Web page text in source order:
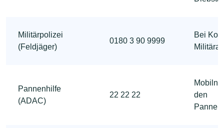
Militärpolizei
(Feldjäger)
0180 3 90 9999
Bei
Pannenhilfe
(ADAC)
22 22 22
den